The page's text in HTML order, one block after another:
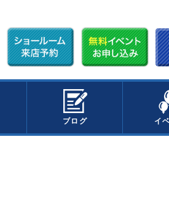
ブログ イ